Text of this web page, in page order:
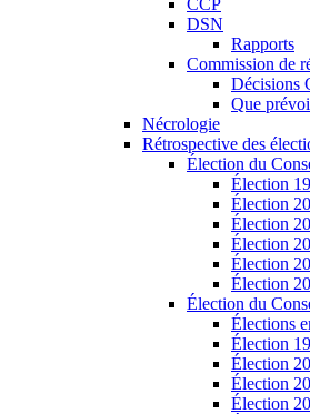
CCP
DSN
Rapports
Commission de
Décisions
Que
Nécrologie
Rétrospective des
Élection du
Élection
Élection
Élection
Élection
Élection
Élection
Élection du
Élections
Élection
Élection
Élection
Élection